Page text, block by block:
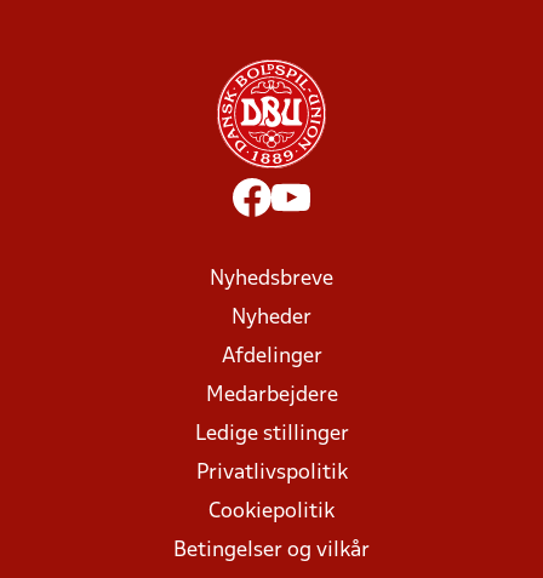
Nyhedsbreve
Nyheder
Afdelinger
Medarbejdere
Ledige stillinger
Privatlivspolitik
Cookiepolitik
Betingelser og vilkår